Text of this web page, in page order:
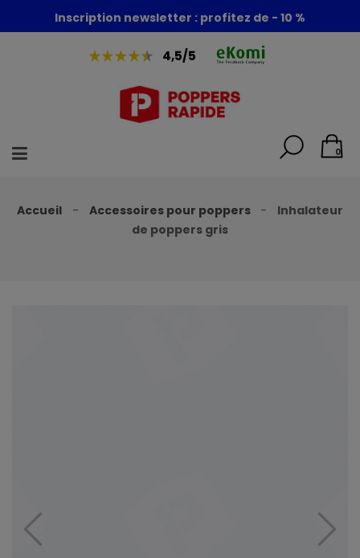
Foire aux poppers : - 30% + 1 poppers offert
Inscription newsletter : profitez de - 10 %
4,5/5
0
Accueil Accessoires pour poppers
Inhalateur
de poppers gris